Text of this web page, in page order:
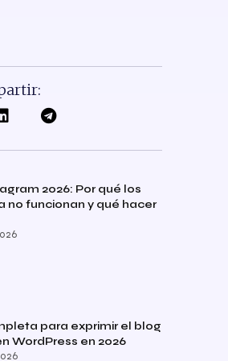
2026: Por qué los
no funcionan y qué hacer
para exprimir el blog
WordPress en 2026